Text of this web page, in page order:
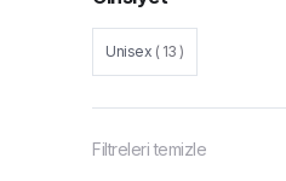
Unisex ( 13 )
Filtreleri temizle